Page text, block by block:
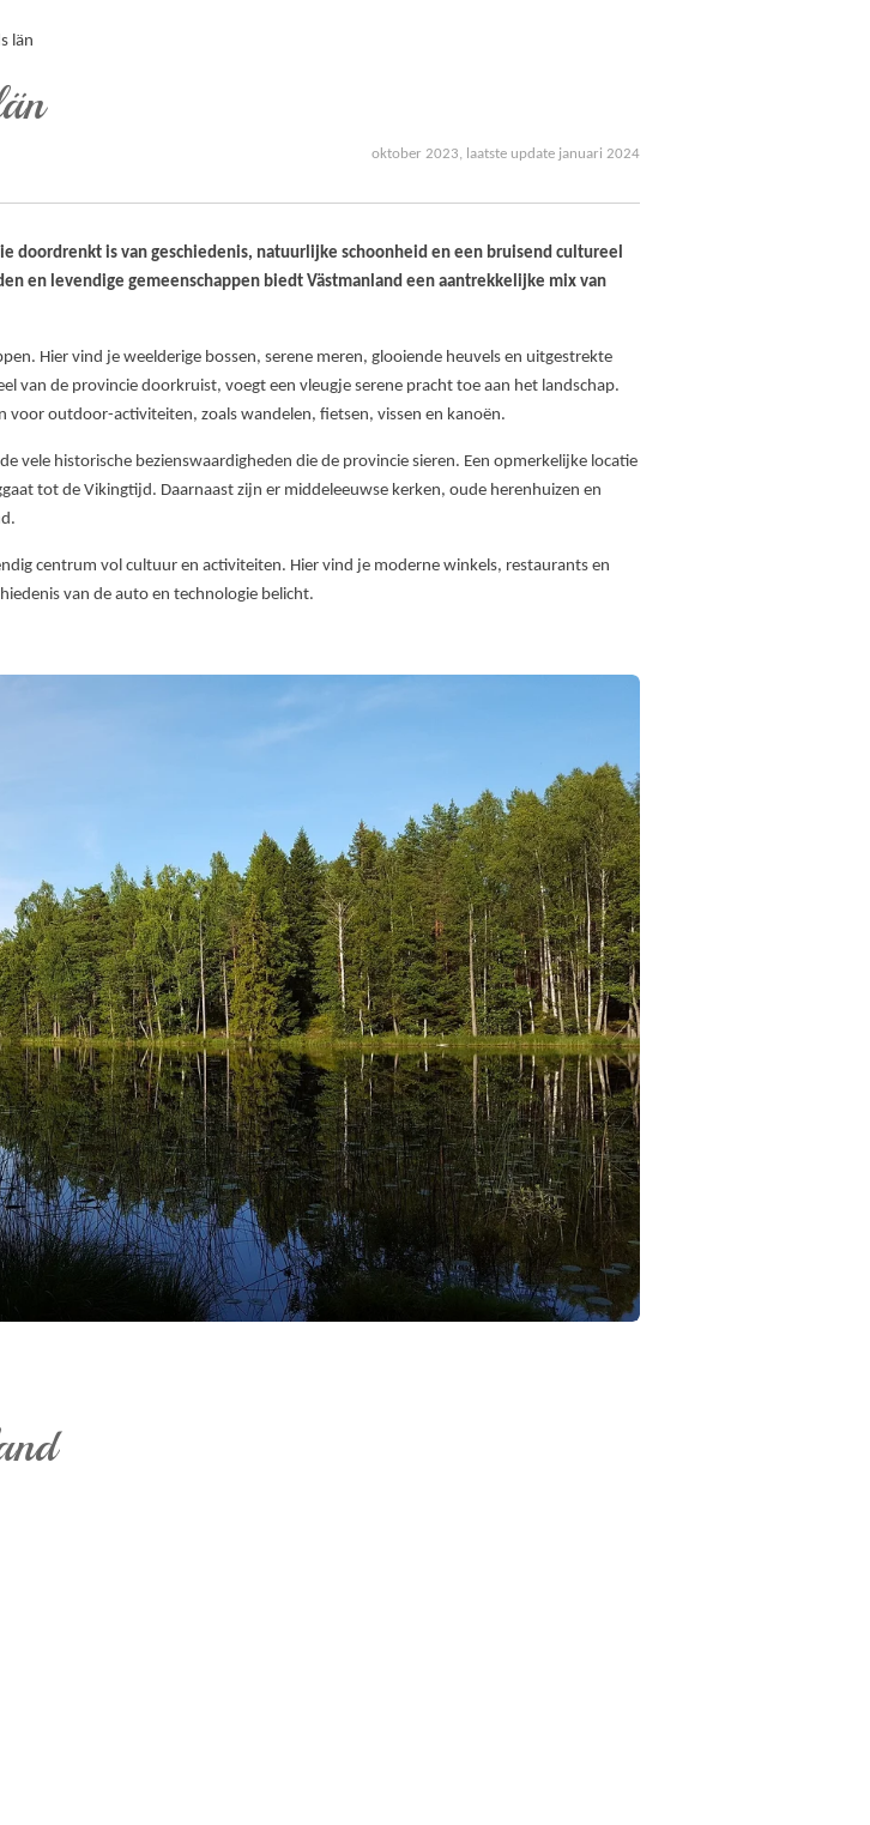
län
oktober 2023, laatste update januari 2024
doordrenkt is van geschiedenis, natuurlijke schoonheid en een bruisend cultureel
en levendige gemeenschappen biedt Västmanland een aantrekkelijke mix van
Hier vind je weelderige bossen, serene meren, glooiende heuvels en uitgestrekte
van de provincie doorkruist, voegt een vleugje serene pracht toe aan het landschap.
outdoor-activiteiten, zoals wandelen, fietsen, vissen en kanoën.
vele historische bezienswaardigheden die de provincie sieren. Een opmerkelijke locatie
tot de Vikingtijd. Daarnaast zijn er middeleeuwse kerken, oude herenhuizen en
centrum vol cultuur en activiteiten. Hier vind je moderne winkels, restaurants en
van de auto en technologie belicht.